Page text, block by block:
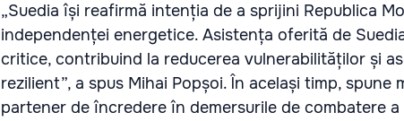
„Suedia își reafirmă intenția de a sprijini Republica
independenței energetice. Asistența oferită de
critice, contribuind la reducerea vulnerabilităților și
rezilient”, a spus Mihai Popșoi. În același timp, spune
partener de încredere în demersurile de combatere